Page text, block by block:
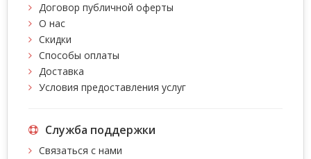
Договор публичной оферты
О нас
Скидки
Способы оплаты
Доставка
Условия предоставления услуг
Служба поддержки
Связаться с нами